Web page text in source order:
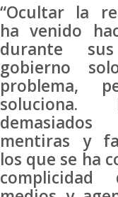
“Ocultar la
ha venido
durante
gobierno
problema,
mentiras y
los que se ha
complicidad